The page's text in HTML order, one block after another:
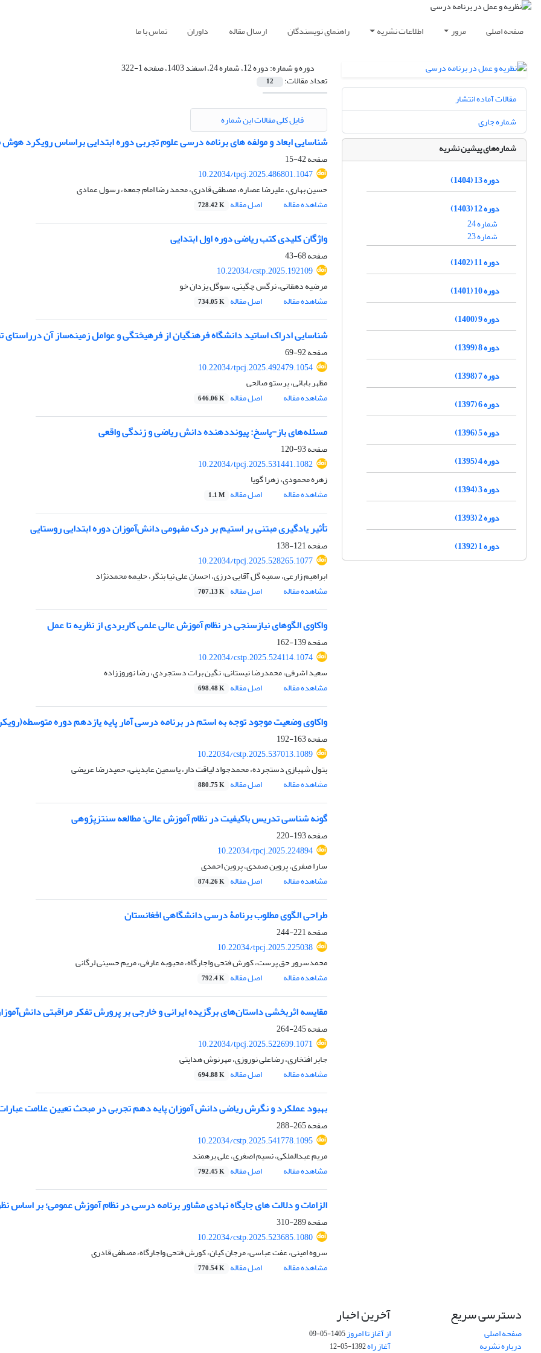
صفحه اصلی مرور اطلاعات نشریه راهنمای نویسندگان ارسال مقاله داوران تماس با ما
دوره و شماره:دوره 12، شماره 24، اسفند 1403، صفحه 1-322
تعداد مقالات: 12
فایل کلی مقالات این شماره
شناسایی ابعاد و مولفه های برنامه درسی علوم تجربی دوره ابتدایی براساس رویکرد
صفحه42-15
10.22034/tpcj.2025.486801.1047
حسین بهاری، علیرضا عصاره، مصطفی قادری، محمد رضا امام جمعه، رسول عمادی
مشاهده مقاله
اصل مقاله 728.42 K
واژگان کلیدی کتب ریاضی دوره اول ابتدایی
صفحه68-43
10.22034/cstp.2025.192109
مرضیه دهقانی، نرگس چگینی، سوگل یزدان خو
مشاهده مقاله
اصل مقاله 734.05 K
شناسایی ادراک اساتید دانشگاه فرهنگیان از فرهیختگی و عوامل زمینه‌ساز آن
صفحه92-69
10.22034/tpcj.2025.492479.1054
مظهر بابائی، پرستو صالحی
مشاهده مقاله
اصل مقاله 646.06 K
مسئله‌های باز-پاسخ: پیوند‌دهنده دانش ریاضی و زندگی واقعی
صفحه93-120
10.22034/tpcj.2025.531441.1082
زهره محمودی، زهرا گویا
مشاهده مقاله
اصل مقاله 1.1 M
تأثیر یادگیری مبتنی بر استیم بر درک مفهومی دانش‌آموزان دوره ابتدایی روستایی
صفحه121-138
10.22034/tpcj.2025.528265.1077
ابراهیم زارعی، سمیه گل آقایی درزی، احسان علی نیا بنگر، حلیمه محمدنژاد
مشاهده مقاله
اصل مقاله 707.13 K
واکاوی الگوهای نیازسنجی در نظام آموزش عالی علمی کاربردی از نظریه تا عمل
صفحه139-162
10.22034/cstp.2025.524114.1074
سعید اشرفی، محمدرضا نیستانی، نگین برات دستجردی، رضا نوروززاده
مشاهده مقاله
اصل مقاله 698.48 K
واکاوی وضعیت موجود توجه به استم در برنامه درسی آمار پایه یازدهم دوره
صفحه163-192
10.22034/cstp.2025.537013.1089
بتول شهبازی دستجرده، محمدجواد لیاقت دار، یاسمین عابدینی، حمیدرضا عریضی
مشاهده مقاله
اصل مقاله 880.75 K
گونه شناسی تدریس باکیفیت در نظام آموزش عالی: مطالعه سنتزپژوهی
صفحه193-220
10.22034/tpcj.2025.224894
سارا صفری، پروین صمدی، پروین احمدی
مشاهده مقاله
اصل مقاله 874.26 K
طراحی الگوی مطلوب برنامۀ درسی دانشگاهی افغانستان
صفحه221-244
10.22034/tpcj.2025.225038
محمدسرور حق پرست، کورش فتحی واجارگاه، محبوبه عارفی، مریم حسینی لرگانی
مشاهده مقاله
اصل مقاله 792.4 K
مقایسه اثربخشی داستان‌های برگزیده ایرانی و خارجی بر پرورش تفکر مراقبتی
صفحه245-264
10.22034/tpcj.2025.522699.1071
جابر افتخاری، رضاعلی نوروزی، مهرنوش هدایتی
مشاهده مقاله
اصل مقاله 694.88 K
بهبود عملکرد و نگرش ریاضی دانش آموزان پایه دهم تجربی در مبحث تعیین علامت
صفحه265-288
10.22034/cstp.2025.541778.1095
مریم عبدالملکی، نسیم اصغری، علی برهمند
مشاهده مقاله
اصل مقاله 792.45 K
الزامات و دلالت های جایگاه نهادی مشاور برنامه درسی در نظام آموزش عمومی؛ بر اساس
صفحه289-310
10.22034/cstp.2025.523685.1080
سروه امینی، عفت عباسی، مرجان کیان، کورش فتحی واجارگاه، مصطفی قادری
مشاهده مقاله
اصل مقاله 770.54 K
مقالات آماده انتشار
شماره جاری
شماره‌های پیشین نشریه
دوره 13 (1404)
دوره 12 (1403)
شماره 24
شماره 23
دوره 11 (1402)
دوره 10 (1401)
دوره 9 (1400)
دوره 8 (1399)
دوره 7 (1398)
دوره 6 (1397)
دوره 5 (1396)
دوره 4 (1395)
دوره 3 (1394)
دوره 2 (1393)
دوره 1 (1392)
دسترسی سریع
صفحه اصلی
درباره نشریه
آخرین اخبار
از آغاز تا امروز1405-05-09
آغاز راه1392-05-12